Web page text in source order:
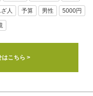
人 予算 男性 5000円
はこちら >